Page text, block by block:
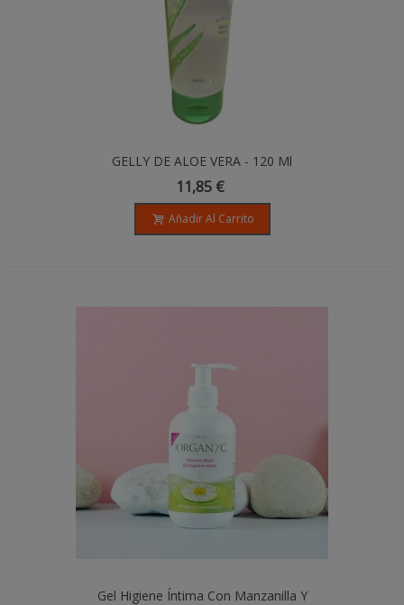
GELLY DE ALOE VERA - 120 Ml
11,85 €
Añadir Al Carrito
Gel Higiene Íntima Con Manzanilla Y